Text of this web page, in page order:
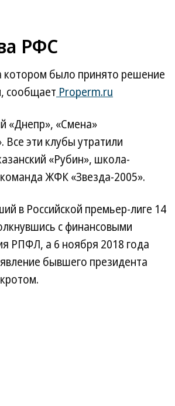
РФС
котором было принято решение
сообщает Properm.ru
«Днепр», «Смена»
эти клубы утратили
«Рубин», школа-
ЖФК «Звезда-2005».
в Российской премьер-лиге 14
с финансовыми
РПФЛ, а 6 ноября 2018 года
бывшего президента